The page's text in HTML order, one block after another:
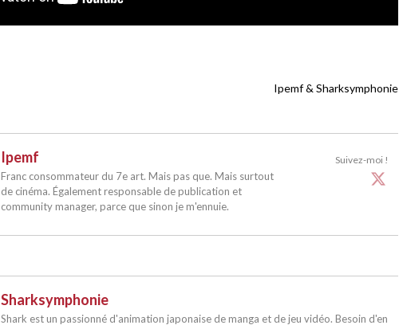
Ipemf & Sharksymphonie
Suivez-moi !
Ipemf
Franc consommateur du 7e art. Mais pas que. Mais surtout
de cinéma. Également responsable de publication et
community manager, parce que sinon je m'ennuie.
Sharksymphonie
Shark est un passionné d'animation japonaise de manga et de jeu vidéo. Besoin d'en